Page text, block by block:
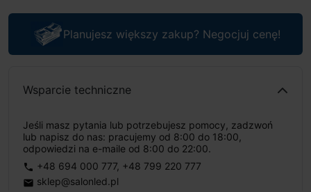
Planujesz większy zakup? Negocjuj cenę!
Wsparcie techniczne
Jeśli masz pytania lub potrzebujesz pomocy, zadzwoń
lub napisz do nas: pracujemy od 8:00 do 18:00,
odpowiedzi na e-maile od 8:00 do 22:00.
phone +48 694 000 777, +48 799 220 777
email sklep@salonled.pl